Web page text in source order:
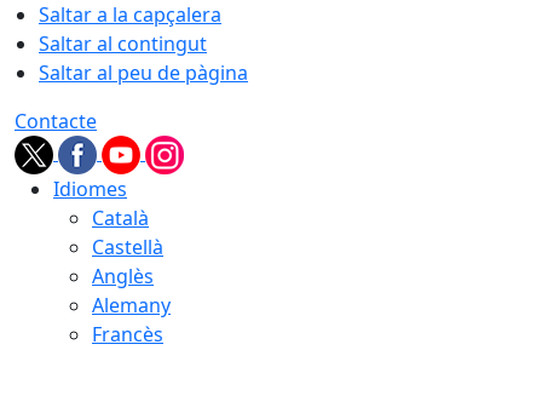
Saltar a la capçalera
Saltar al contingut
Saltar al peu de pàgina
Contacte
Idiomes
Català
Castellà
Anglès
Alemany
Francès